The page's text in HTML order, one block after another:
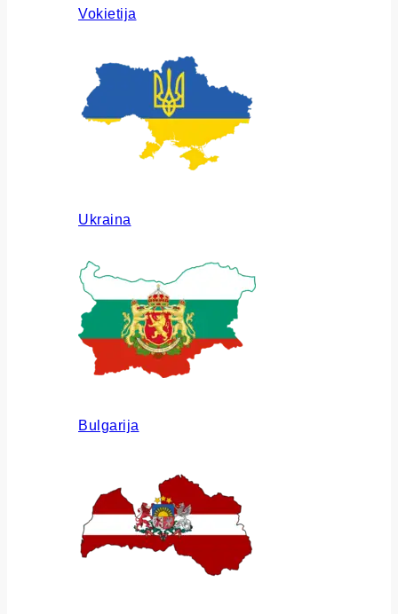
Vokietija
Ukraina
Bulgarija